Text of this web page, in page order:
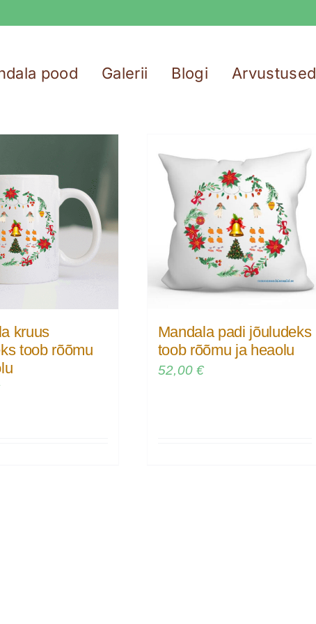
pood Galerii Blogi Arvustused
kruus
toob rõõmu
Mandala padi jõuludeks
toob rõõmu ja heaolu
52,00€